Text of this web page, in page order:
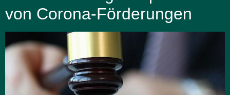
von Corona-Förderungen